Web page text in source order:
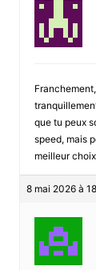
que tu peux
speed, mais
meilleur
8 mai 2026 à